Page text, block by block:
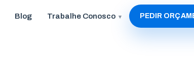
Blog Trabalhe Conosco PEDIR